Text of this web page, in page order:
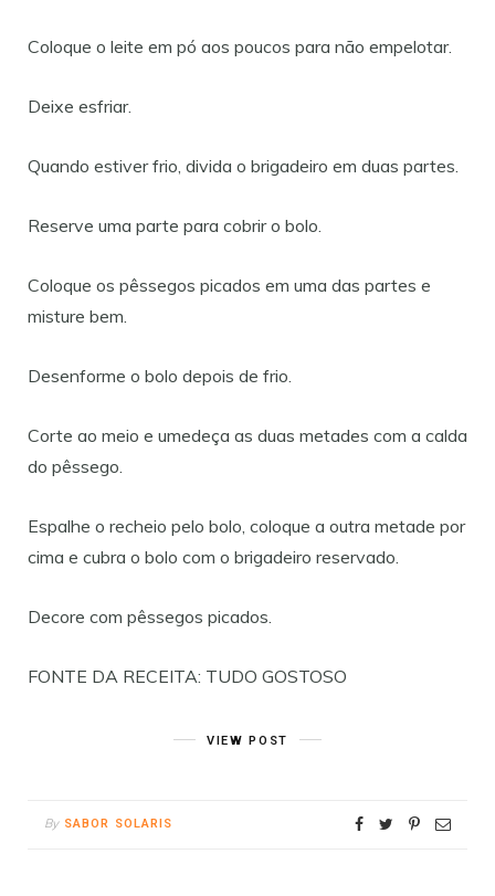
Coloque o leite em pó aos poucos para não empelotar.
Deixe esfriar.
Quando estiver frio, divida o brigadeiro em duas partes.
Reserve uma parte para cobrir o bolo.
Coloque os pêssegos picados em uma das partes e
misture bem.
Desenforme o bolo depois de frio.
Corte ao meio e umedeça as duas metades com a calda
do pêssego.
Espalhe o recheio pelo bolo, coloque a outra metade por
cima e cubra o bolo com o brigadeiro reservado.
Decore com pêssegos picados.
FONTE DA RECEITA: TUDO GOSTOSO
VIEW POST
By SABOR SOLARIS